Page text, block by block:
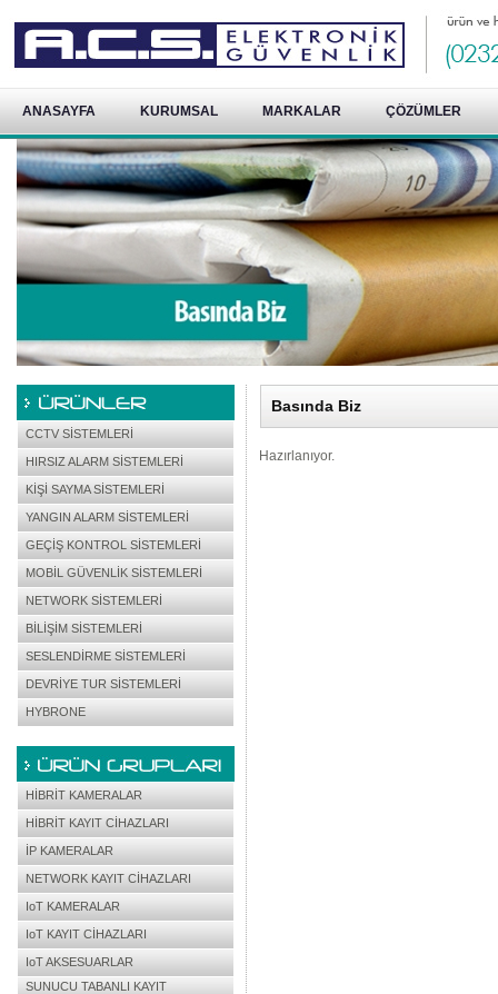
ANASAYFA KURUMSAL MARKALAR ÇÖZÜMLER
CCTV SİSTEMLERİ
HIRSIZ ALARM SİSTEMLERİ
KİŞİ SAYMA SİSTEMLERİ
YANGIN ALARM SİSTEMLERİ
GEÇİŞ KONTROL SİSTEMLERİ
MOBİL GÜVENLİK SİSTEMLERİ
NETWORK SİSTEMLERİ
BİLİŞİM SİSTEMLERİ
SESLENDİRME SİSTEMLERİ
DEVRİYE TUR SİSTEMLERİ
HYBRONE
HİBRİT KAMERALAR
HİBRİT KAYIT CİHAZLARI
İP KAMERALAR
NETWORK KAYIT CİHAZLARI
IoT KAMERALAR
IoT KAYIT CİHAZLARI
IoT AKSESUARLAR
SUNUCU TABANLI KAYIT
Basında Biz
Hazırlanıyor.